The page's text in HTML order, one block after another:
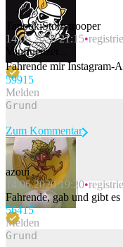
TanookiStormtrooper
14.06.2020 21:15
Vanfluenzer...
Fahrende mir Instagram-
59915
Melden
Beitrag melden
Zum Kommentar
azoui
14.06.2020 19:20
Fahrende, gab und gibt
56415
Melden